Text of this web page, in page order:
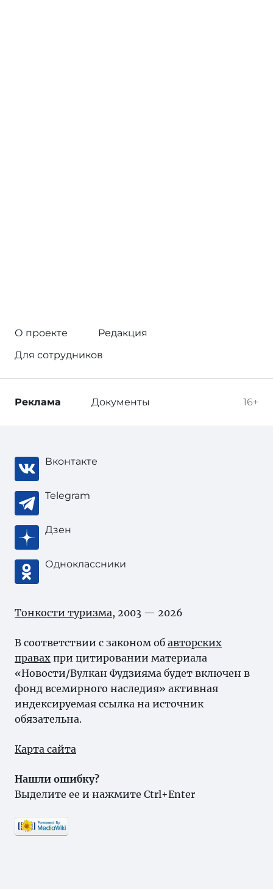
О проекте
Редакция
Для сотрудников
16+
Реклама Документы
Вконтакте
Telegram
Дзен
Одноклассники
Тонкости туризма, 2003 — 2026
В соответствии с законом об авторских
правах при цитировании материала
«Новости/Вулкан Фудзияма будет включен в
фонд всемирного наследия» активная
индексируемая ссылка на источник
обязательна.
Карта сайта
Нашли ошибку?
Выделите ее и нажмите Ctrl+Enter